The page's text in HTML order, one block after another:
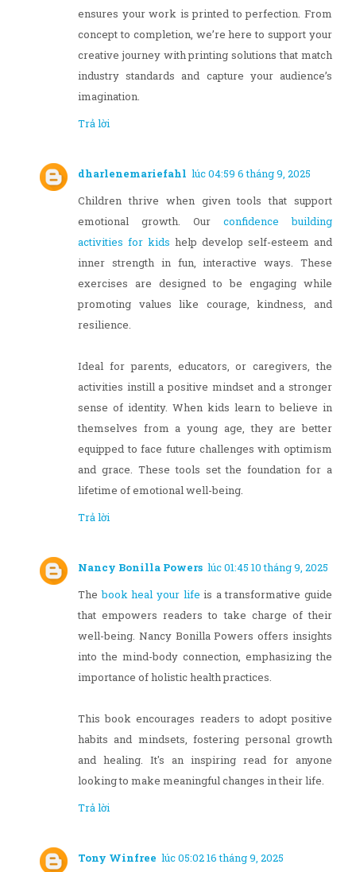
ensures your work is printed to perfection. From
concept to completion, we’re here to support your
creative journey with printing solutions that match
industry standards and capture your audience’s
imagination.
Trả lời
dharlenemariefahl lúc 04:59 6 tháng 9, 2025
Children thrive when given tools that support
emotional growth. Our confidence building
activities for kids help develop self-esteem and
inner strength in fun, interactive ways. These
exercises are designed to be engaging while
promoting values like courage, kindness, and
resilience.
Ideal for parents, educators, or caregivers, the
activities instill a positive mindset and a stronger
sense of identity. When kids learn to believe in
themselves from a young age, they are better
equipped to face future challenges with optimism
and grace. These tools set the foundation for a
lifetime of emotional well-being.
Trả lời
Nancy Bonilla Powers lúc 01:45 10 tháng 9, 2025
Thebook heal your life is a transformative guide
that empowers readers to take charge of their
well-being. Nancy Bonilla Powers offers insights
into the mind-body connection, emphasizing the
importance of holistic health practices.
This book encourages readers to adopt positive
habits and mindsets, fostering personal growth
and healing. It's an inspiring read for anyone
looking to make meaningful changes in their life.
Trả lời
Tony Winfree lúc 05:02 16 tháng 9, 2025